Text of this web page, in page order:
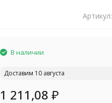
Артикул:
В наличии
Доставим 10 августа
1 211,08 ₽